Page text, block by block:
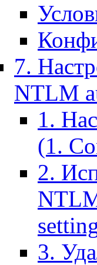
7.
NTLM
1.
(1.
2.
3.